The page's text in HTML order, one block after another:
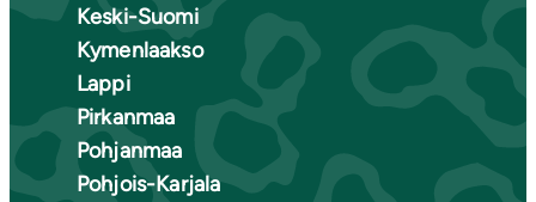
Keski-Suomi
Kymenlaakso
Lappi
Pirkanmaa
Pohjanmaa
Pohjois-Karjala